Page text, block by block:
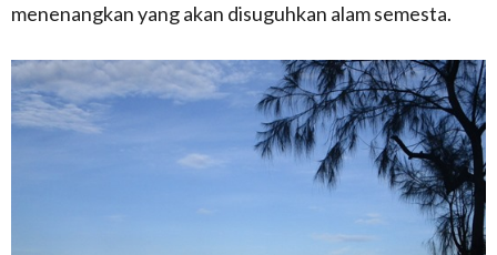
menenangkan yang akan disuguhkan alam semesta.